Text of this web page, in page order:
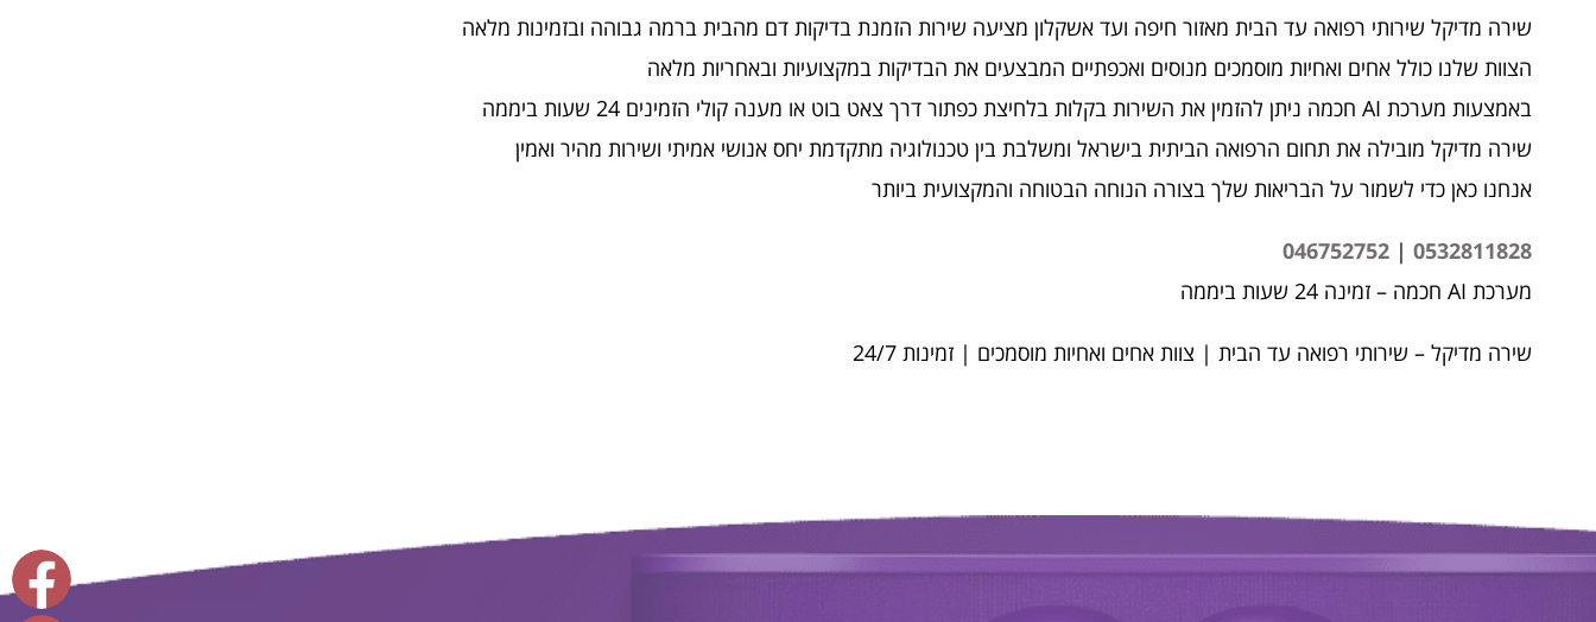
שירה מדיקל שירותי רפואה עד הבית מאזור חיפה ועד אשקלון מציעה שירות הזמנת בדיקות דם מהבית ברמה גבוהה ובזמינות מלאה
הצוות שלנו כולל אחים ואחיות מוסמכים מנוסים ואכפתיים המבצעים את הבדיקות במקצועיות ובאחריות מלאה
באמצעות מערכת AI חכמה ניתן להזמין את השירות בקלות בלחיצת כפתור דרך צאט בוט או מענה קולי הזמינים 24 שעות ביממה
שירה מדיקל מובילה את תחום הרפואה הביתית בישראל ומשלבת בין טכנולוגיה מתקדמת יחס אנושי אמיתי ושירות מהיר ואמין
אנחנו כאן כדי לשמור על הבריאות שלך בצורה הנוחה הבטוחה והמקצועית ביותר
0532811828
|
046752752
מערכת AI חכמה – זמינה 24 שעות ביממה
שירה מדיקל – שירותי רפואה עד הבית | צוות אחים ואחיות מוסמכים | זמינות 24/7